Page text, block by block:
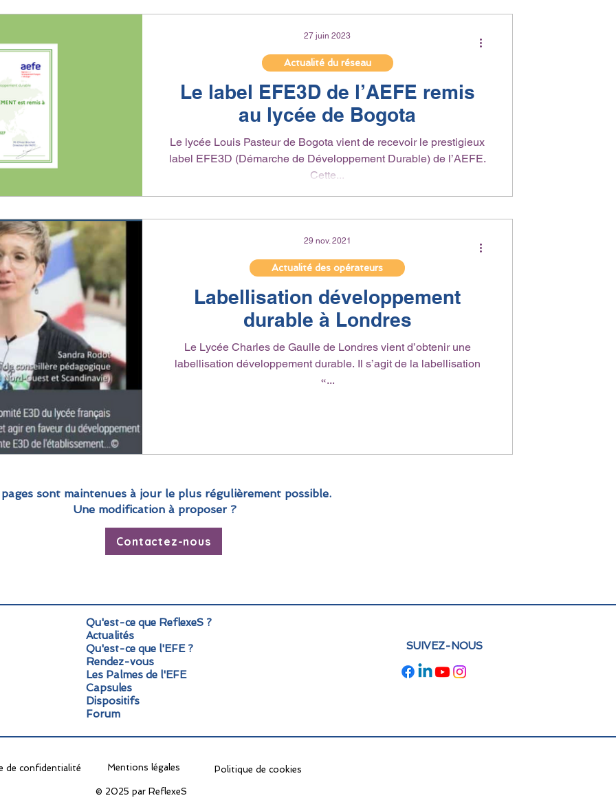
Le label EFE3D de l’AEFE remis
au lycée de Bogota
Le lycée Louis Pasteur de Bogota vient de recevoir le prestigieux
label EFE3D (Démarche de Développement Durable) de l’AEFE.
Cette...
Actualité du réseau
27 juin 2023
Labellisation développement
durable à Londres
Le Lycée Charles de Gaulle de Londres vient d’obtenir une
labellisation développement durable. Il s’agit de la labellisation
«...
Actualité des opérateurs
29 nov. 2021
pages sont maintenues à jour le plus régulièrement possible.
Une modification à proposer ?
Contactez-nous
Qu'est-ce que ReflexeS ?
Actualités
Qu'est-ce que l'EFE ?
Rendez-vous
Les Palmes de l'EFE
Capsules
Dispositifs
Forum
SUIVEZ-NOUS
de confidentialité Mentions légales Politique de cookies
© 2025 par ReflexeS